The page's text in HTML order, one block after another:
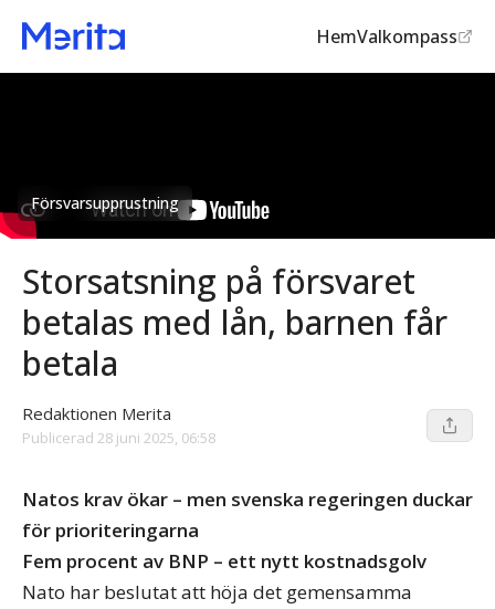
HemValkompass
Försvarsupprustning
Storsatsning på försvaret
betalas med lån, barnen får
betala
Redaktionen Merita
Publicerad 28 juni 2025, 06:58
Natos krav ökar – men svenska regeringen duckar
för prioriteringarna
Fem procent av BNP – ett nytt kostnadsgolv
Nato har beslutat att höja det gemensamma